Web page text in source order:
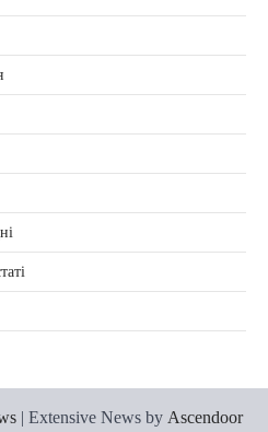
| Extensive News by Ascendoor